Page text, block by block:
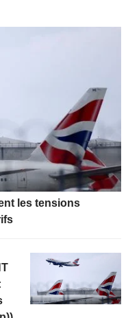
les tensions